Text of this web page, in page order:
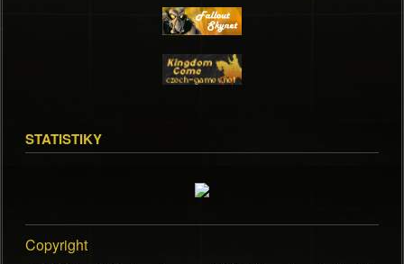
STATISTIKY
Copyright